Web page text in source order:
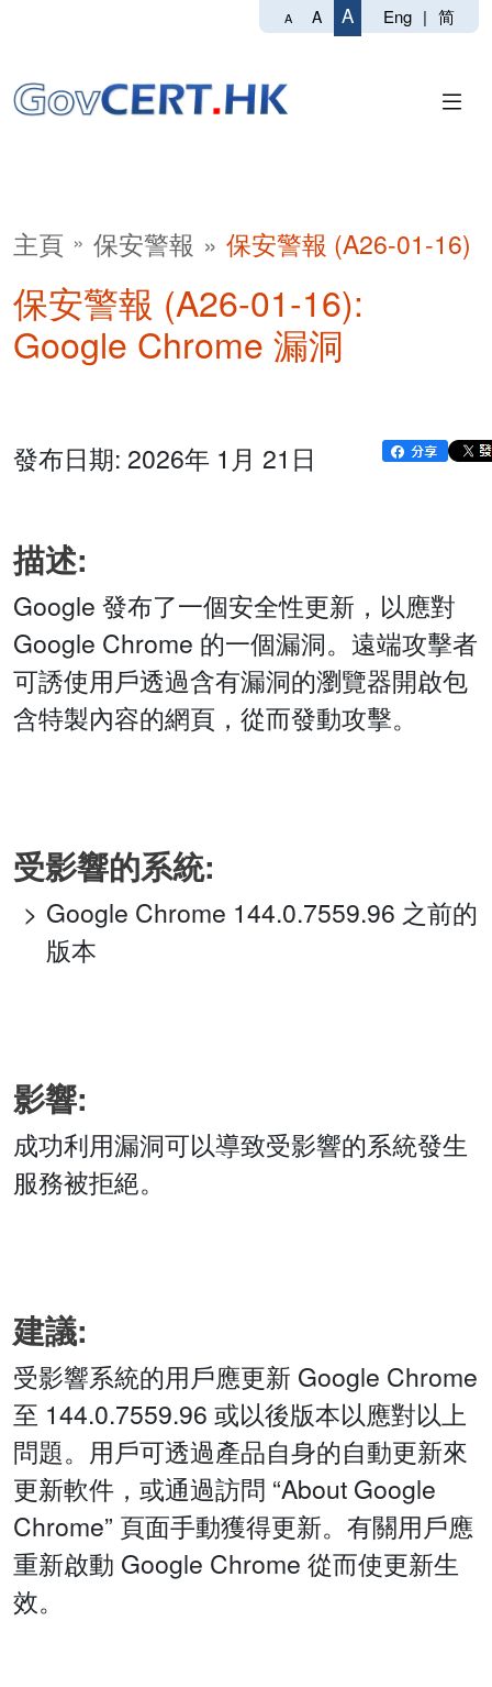
A A A Eng | 简
主頁 保安警報 保安警報 (A26-01-16)
保安警報 (A26-01-16):
Google Chrome 漏洞
發布日期: 2026年 1月 21日
描述:
Google 發布了一個安全性更新，以應對
Google Chrome 的一個漏洞。遠端攻擊者
可誘使用戶透過含有漏洞的瀏覽器開啟包
含特製內容的網頁，從而發動攻擊。
受影響的系統:
Google Chrome 144.0.7559.96 之前的
版本
影響:
成功利用漏洞可以導致受影響的系統發生
服務被拒絕。
建議:
受影響系統的用戶應更新 Google Chrome
至 144.0.7559.96 或以後版本以應對以上
問題。用戶可透過產品自身的自動更新來
更新軟件，或通過訪問 “About Google
Chrome” 頁面手動獲得更新。有關用戶應
重新啟動 Google Chrome 從而使更新生
效。